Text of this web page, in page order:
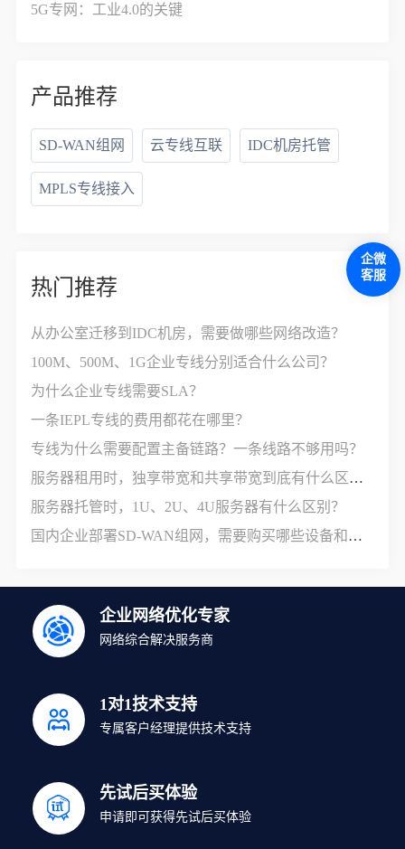
5G专网：工业4.0的关键
产品推荐
SD-WAN组网 云专线互联 IDC机房托管
MPLS专线接入
热门推荐
从办公室迁移到IDC机房，需要做哪些网络改造？
100M、500M、1G企业专线分别适合什么公司？
为什么企业专线需要SLA？
一条IEPL专线的费用都花在哪里？
专线为什么需要配置主备链路？一条线路不够用吗？
服务器租用时，独享带宽和共享带宽到底有什么区别？
服务器托管时，1U、2U、4U服务器有什么区别？
国内企业部署SD-WAN组网，需要购买哪些设备和服务？
企业网络优化专家
网络综合解决服务商
1对1技术支持
专属客户经理提供技术支持
先试后买体验
申请即可获得先试后买体验
企微
客服